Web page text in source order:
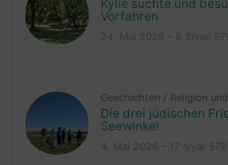
Kylie suchte und
Vorfahren
Geschichten / Religion
Die drei jüdischen
Seewinkel